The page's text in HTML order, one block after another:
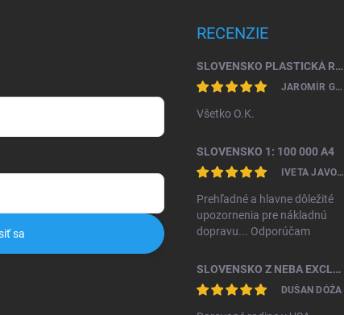
sa
RECENZIE
SLOVENSKO PLASTICKÁ RELIÉFNA MAPA 1: 450 000
JAROMÍR GAŽO
Všetko O.K.
SLOVENSKO 1: 100 000 A4
IVETA JAVORKOVÁ KAMHALOVÁ
Prehľadné a hlavne dôležité
upozornenia pre nákladnú
dopravu... Odporúčam
SLOVENSKO Z NEBA EXCLUSIVE II. VYDANIE
DUŠAN DÓŽA